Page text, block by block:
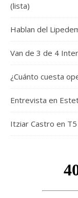
(lista)
Hablan del
Van de 3 de 4
¿Cuánto cuesta
Entrevista en
Itziar Castro en T5